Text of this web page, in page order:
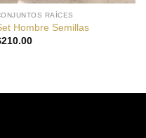
RAÍCES
Hombre Semillas
210.00